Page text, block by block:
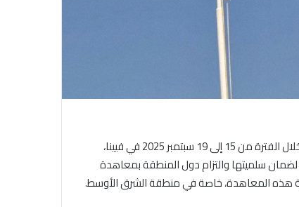
الفترة من15إلى19 سبتمبر2025في فيينا،
لضمانسلميتهاوالتزام دول المنطقة بمعاهدة
هذه المعاهدة، خاصة في منطقة الشرق الأوسط.